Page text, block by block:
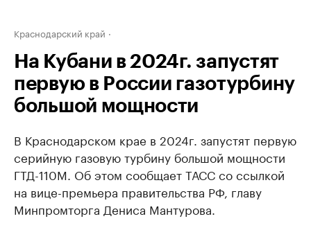
Краснодарский край
На Кубани в 2024г. запустят
первую в России газотурбину
большой мощности
В Краснодарском крае в 2024г. запустят первую
серийную газовую турбину большой мощности
ГТД-110М. Об этом сообщает ТАСС со ссылкой
на вице-премьера правительства РФ, главу
Минпромторга Дениса Мантурова.